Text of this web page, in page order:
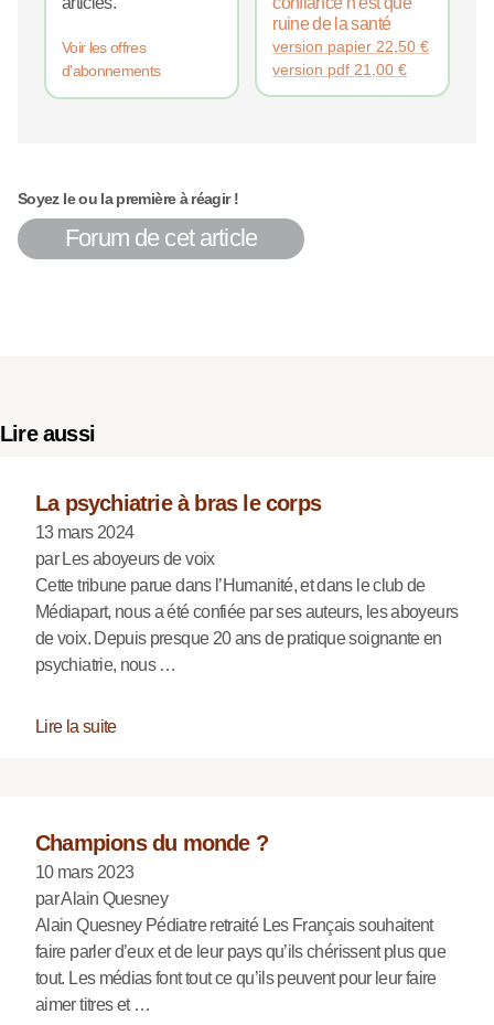
Voir les offres
d'abonnements
ruine de la santé
version papier 22,50€
version pdf 21,00€
Soyez le ou la première à réagir !
Forum de cet article
Lire aussi
La psychiatrie à bras le corps
13 mars 2024
par Les aboyeurs de voix
Cette tribune parue dans l’Humanité, et dans le club de
Médiapart, nous a été confiée par ses auteurs, les aboyeurs
de voix. Depuis presque 20 ans de pratique soignante en
psychiatrie, nous …
Lire la suite
Champions du monde ?
10 mars 2023
par Alain Quesney
Alain Quesney Pédiatre retraité Les Français souhaitent
faire parler d’eux et de leur pays qu’ils chérissent plus que
tout. Les médias font tout ce qu’ils peuvent pour leur faire
aimer titres et …